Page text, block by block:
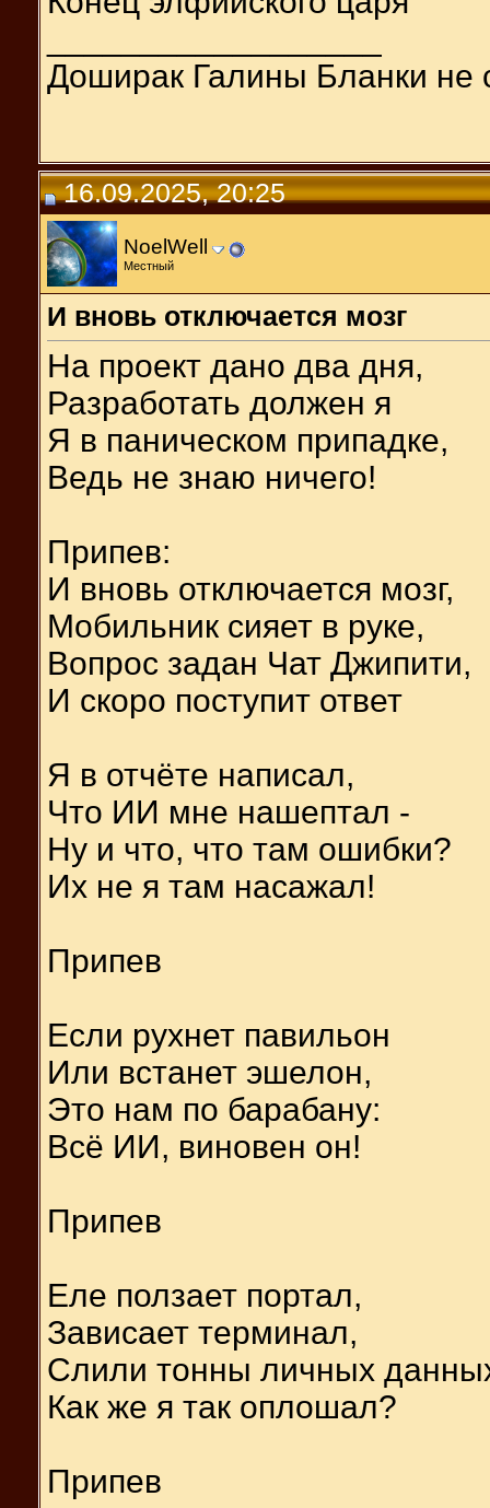
Доширак Галины Бланки не
16.09.2025, 20:25
NoelWell
Местный
И вновь отключается мозг
На проект дано два дня,
Разработать должен я
Я в паническом припадке,
Ведь не знаю ничего!
Припев:
И вновь отключается мозг,
Мобильник сияет в руке,
Вопрос задан Чат Джипити,
И скоро поступит ответ
Я в отчёте написал,
Что ИИ мне нашептал -
Ну и что, что там ошибки?
Их не я там насажал!
Припев
Если рухнет павильон
Или встанет эшелон,
Это нам по барабану:
Всё ИИ, виновен он!
Припев
Еле ползает портал,
Зависает терминал,
Слили тонны личных
Как же я так оплошал?
Припев